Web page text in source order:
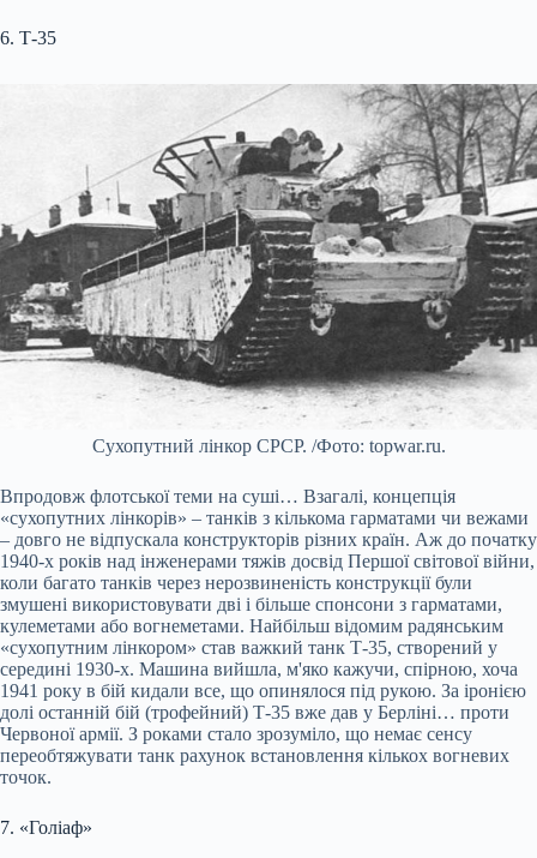
6. Т-35
Сухопутний лінкор СРСР. /Фото: topwar.ru.
Впродовж флотської теми на суші… Взагалі, концепція
«сухопутних лінкорів» – танків з кількома гарматами чи вежами
– довго не відпускала конструкторів різних країн. Аж до початку
1940-х років над інженерами тяжів досвід Першої світової війни,
коли багато танків через нерозвиненість конструкції були
змушені використовувати дві і більше спонсони з гарматами,
кулеметами або вогнеметами. Найбільш відомим радянським
«сухопутним лінкором» став важкий танк Т-35, створений у
середині 1930-х. Машина вийшла, м'яко кажучи, спірною, хоча
1941 року в бій кидали все, що опинялося під рукою. За іронією
долі останній бій (трофейний) Т-35 вже дав у Берліні… проти
Червоної армії. З роками стало зрозуміло, що немає сенсу
переобтяжувати танк рахунок встановлення кількох вогневих
точок.
7. «Голіаф»